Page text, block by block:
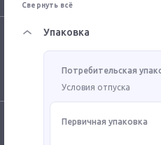
Свернуть всё
Упаковка
Потребительская
Условия отпуска
Первичная упаковка